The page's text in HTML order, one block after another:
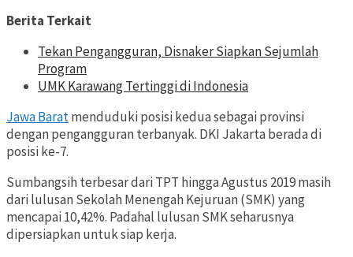
Berita Terkait
Tekan Pengangguran, Disnaker Siapkan Sejumlah
Program
UMK Karawang Tertinggi di Indonesia
Jawa Baratmenduduki posisi kedua sebagai provinsi
dengan pengangguran terbanyak. DKI Jakarta berada di
posisi ke-7.
Sumbangsih terbesar dari TPT hingga Agustus 2019 masih
dari lulusan Sekolah Menengah Kejuruan (SMK) yang
mencapai 10,42%. Padahal lulusan SMK seharusnya
dipersiapkan untuk siap kerja.